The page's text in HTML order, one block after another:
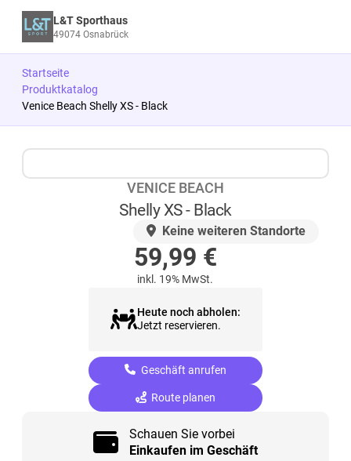
L&T Sporthaus
49074 Osnabrück
Startseite
Produktkatalog
Venice Beach Shelly XS - Black
VENICE BEACH
Shelly XS - Black
Keine weiteren Standorte
59,99 €
inkl. 19% MwSt.
Heute noch abholen:
Jetzt reservieren.
Geschäft anrufen
Route planen
Schauen Sie vorbei
Einkaufen im Geschäft